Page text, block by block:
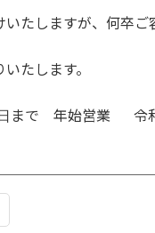
たしますが、何卒ご
たします。
まで 年始営業 令